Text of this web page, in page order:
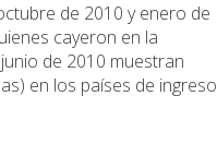
de 2010 y enero de
cayeron en la
de 2010 muestran
en los países de ingreso